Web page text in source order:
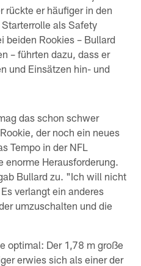
rückte er häufiger in den
als Safety
beiden Rookies – Bullard
– führten dazu, dass er
und Einsätzen hin- und
das schon schwer
der noch ein neues
Tempo in der NFL
enorme Herausforderung.
Bullard zu. "Ich will nicht
verlangt ein anderes
umzuschalten und die
optimal: Der 1,78 m große
erwies sich als einer der